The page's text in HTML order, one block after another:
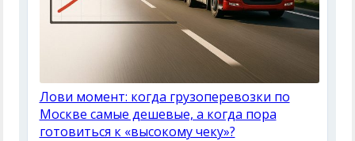
Лови момент: когда грузоперевозки по
Москве самые дешевые, а когда пора
готовиться к «высокому чеку»?